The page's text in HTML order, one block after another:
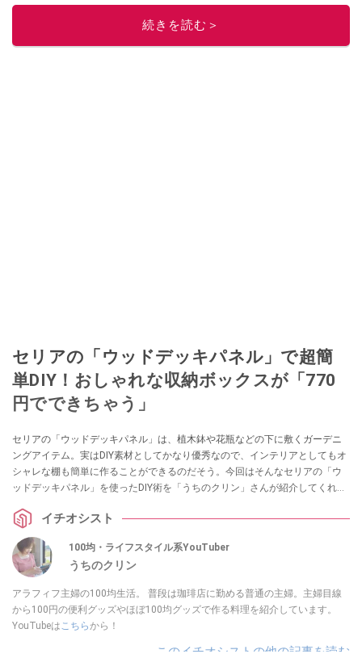
続きを読む＞
セリアの「ウッドデッキパネル」で超簡
単DIY！おしゃれな収納ボックスが「770
円でできちゃう」
セリアの「ウッドデッキパネル」は、植木鉢や花瓶などの下に敷くガーデニ
ングアイテム。実はDIY素材としてかなり優秀なので、インテリアとしてもオ
シャレな棚も簡単に作ることができるのだそう。今回はそんなセリアの「ウ
ッドデッキパネル」を使ったDIY術を「うちのクリン」さんが紹介してくれま
てみてくださいね。
イチオシスト
100均・ライフスタイル系YouTuber
うちのクリン
アラフィフ主婦の100均生活。 普段は珈琲店に勤める普通の主婦。主婦目線
から100円の便利グッズやほぼ100均グッズで作る料理を紹介しています。
YouTubeはこちらから！